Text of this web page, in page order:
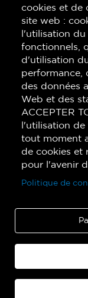
cookies et de
site web :
l'utilisation
fonctionnels,
d'utilisation
performance,
des données
Web et des
ACCEPTER
l'utilisation
tout moment
de cookies et
pour l'avenir
Politique de
Copyright ©
Politique de